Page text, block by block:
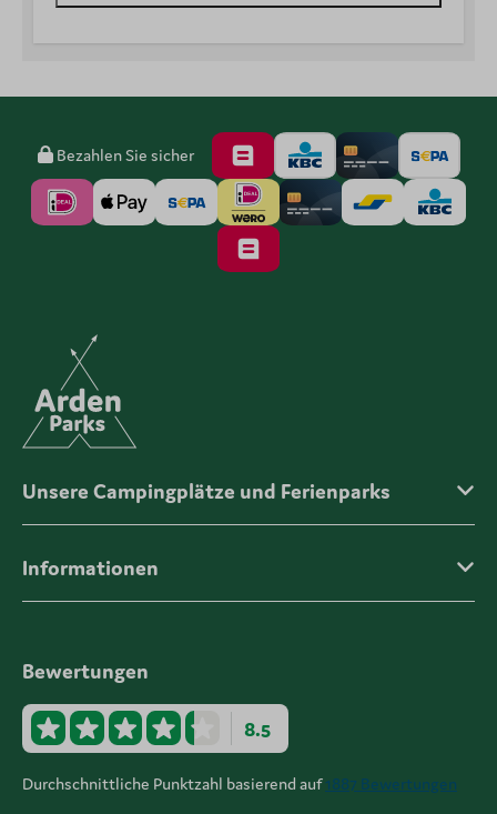
Bezahlen Sie sicher
Unsere Campingplätze und Ferienparks
Informationen
Bewertungen
8.5
Durchschnittliche Punktzahl basierend auf1887 Bewertungen